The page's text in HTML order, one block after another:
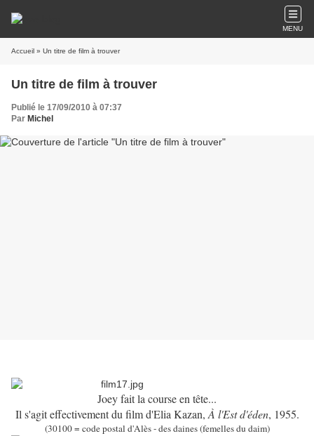
MENU
Accueil » Un titre de film à trouver
Un titre de film à trouver
Publié le 17/09/2010 à 07:37
Par Michel
Joey fait la course en tête...
Il s'agit effectivement du film d'Elia Kazan, À l'Est d'éden, 1955.
(30100 = code postal d'Alès - des daines (femelles du daim)